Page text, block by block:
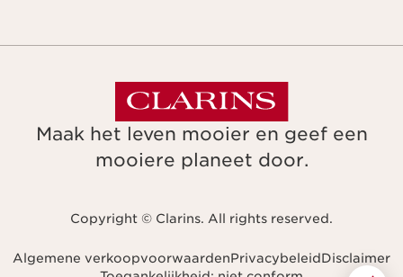
Maak het leven mooier en geef een
mooiere planeet door.
Copyright © Clarins. All rights reserved.
Algemene verkoopvoorwaardenPrivacybeleidDisclaimer